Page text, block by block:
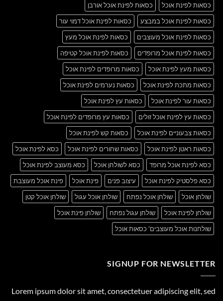
כסאות לפינת אוכל
כסאות לפינת אוכל אורבן
כסאות לפינת אוכל במבצע
כסאות לפינת אוכל דמוי עור
כסאות לפינת אוכל מעוצבים
כסאות לפינת אוכל מעץ
כסאות לפינת אוכל מרופדים
כסאות לפינת אוכל קטיפה
כסאות מעץ לפינת אוכל
כסאות מרופדים לפינת אוכל
כסאות מתכת לפינת אוכל
כסאות נערמים לפינת אוכל
כסאות עור לפינת אוכל
כסאות עץ לפינת אוכל
כסאות עץ לפינת אוכל זולים
כסאות עץ מרופדים לפינת אוכל
כסאות צבעוניים לפינת אוכל
כסאות קש לפינת אוכל
כסאות ראטן לפינת אוכל
כסאות שחורים לפינת אוכל
כסא לפינת אוכל
כסא לפינת אוכל מרופד
כסא לשולחן אוכל
כסא מעוצב לפינת אוכל
כסא פלסטיק לפינת אוכל
עיצוב פנים פינת אוכל
פינת אוכל מעוצבת
שולחן אוכל
שולחן אוכל נפתח שולחן אוכל עגול
שולחן אוכל קטן
שולחן לפינת אוכל
שולחן עגול נפתח
שולחן פינת אוכל
שולחנות אוכל מעוצבים' כסאות אוכל
SIGNUP FOR NEWSLETTER
Lorem ipsum dolor sit amet, consectetuer adipiscing elit, sed